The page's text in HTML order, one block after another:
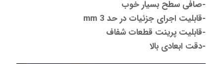
-صافی سطح بسیار خوب
-قابلیت اجرای جزئیات در حد 3 mm
-قابلیت پرینت قطعات شفاف
-دقت ابعادی بالا